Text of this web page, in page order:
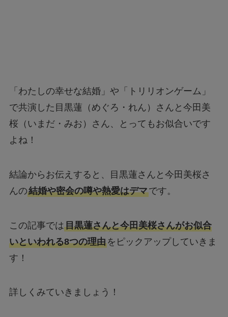
「わたしの幸せな結婚」や「トリリオンゲーム」
で共演した目黒蓮（めぐろ・れん）さんと今田美
桜（いまだ・みお）さん、とってもお似合いです
よね！
結論からお伝えすると、目黒蓮さんと今田美桜さ
んの結婚や密会の噂や熱愛はデマです。
この記事では目黒蓮さんと今田美桜さんがお似合
いといわれる8つの理由をピックアップしていきま
す！
詳しくみていきましょう！